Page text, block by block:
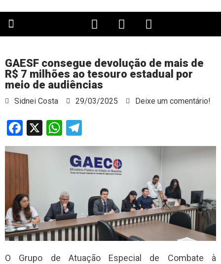
GAESF consegue devolução de mais de
R$ 7 milhões ao tesouro estadual por
meio de audiências
Sidnei Costa 29/03/2025 Deixe um comentário!
Facebook
X WhatsApp
O Grupo de Atuação Especial de Combate à